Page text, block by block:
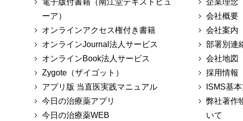
ーア）
オンラインアクセス権付き書籍
オンラインJournal法人サービス
オンラインBook法人サービス
Zygote（ザイゴット）
アプリ版 当直医実践マニュアル
今日の治療薬アプリ
今日の治療薬WEB
会社概要
会社案内
部署別連
会社地図
採用情報
ISMS基
弊社著作
いて